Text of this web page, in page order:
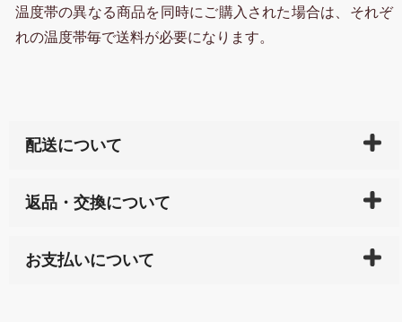
温度帯の異なる商品を同時にご購入された場合は、それぞ
れの温度帯毎で送料が必要になります。
配送について
天ペイ」の方はご注文受付後）、 長崎県下全域に点在
サイト内で購入された商品の送料は、こちらの
全国送
返品・交換について
または配送途中の 事故などで不都合が生じている場合
お支払いについて